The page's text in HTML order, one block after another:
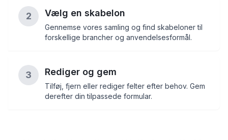
2 Vælg en skabelon
Gennemse vores samling og find skabeloner til
forskellige brancher og anvendelsesformål.
3 Rediger og gem
Tilføj, fjern eller rediger felter efter behov. Gem
derefter din tilpassede formular.